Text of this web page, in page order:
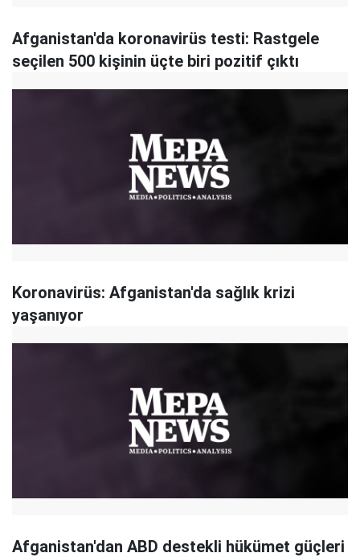
Afganistan'da koronavirüs testi: Rastgele
seçilen 500 kişinin üçte biri pozitif çıktı
Koronavirüs: Afganistan'da sağlık krizi
yaşanıyor
Afganistan'dan ABD destekli hükümet güçleri